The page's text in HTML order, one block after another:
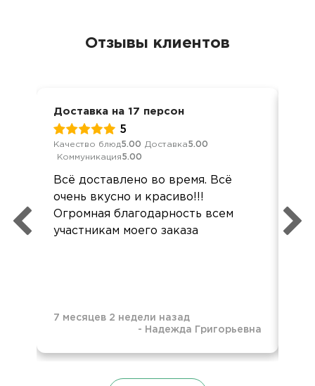
Отзывы клиентов
Доставка на 17 персон
5
Качество блюд5.00 Доставка5.00
Коммуникация5.00
Всё доставлено во время. Всё
очень вкусно и красиво!!!
Огромная благодарность всем
участникам моего заказа
7 месяцев 2 недели назад
- Надежда Григорьевна